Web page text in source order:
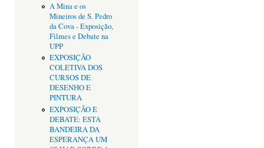
A Mina e os
Mineiros de S. Pedro
da Cova - Exposição,
Filmes e Debate na
UPP
EXPOSIÇÃO
COLETIVA DOS
CURSOS DE
DESENHO E
PINTURA
EXPOSIÇÃO E
DEBATE: ESTA
BANDEIRA DA
ESPERANÇA UM